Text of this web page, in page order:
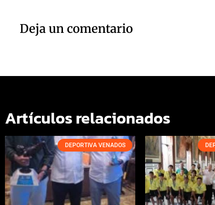
Deja un comentario
Artículos relacionados
DEPORTIVA VENADOS